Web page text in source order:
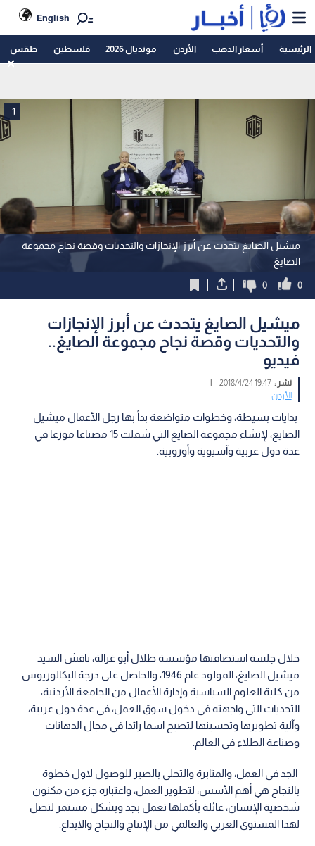
English
الرئيسية أسعار الذهب الأردن مونديال 2026 فلسطين طقس
ميشيل الصايغ يتحدث عن أبرز الإنجازات والتحديات وقصة نجاح مجموعة
الصايغ
1
0
0
ميشيل الصايغ يتحدث عن أبرز الإنجازات
والتحديات وقصة نجاح مجموعة الصايغ..
فيديو
نشر :19:47 2018/4/24
|
الأردن
بدايات بسيطة، وخطوات متواضعة بدأ بها رجل الأعمال ميشيل
الصايغ، لإنشاء مجموعة الصايغ التي شملت 15 مصناعا موزعا في
عدة دول عربية وآسيوية وأوروبية.
خلال جلسة استضافتها مؤسسة طلال أبو غزالة، ناقش السيد
ميشيل الصايغ، المولود عام 1946، والحاصل على درجة البكالوريوس
من كلية العلوم السياسية وإدارة الأعمال من الجامعة الأردنية،
التحديات التي واجهته في دخول سوق العمل، في عدة دول عربية،
وآلية تطويرها وتحسينها لتصبح اسما رائدا في مجال الدهانات
وصناعة الطلاء في العالم.
الجد في العمل، والمثابرة والتحلي بالصبر للوصول لاول خطوة
بالنجاح هي أهم الأسس، لتطوير العمل، واعتباره جزء من مكنون
شخصية الإنسان، عائلة بأكملها تعمل بجد وبشكل مستمر لتصل
لهذا المستوى العربي والعالمي من الإنتاج والنجاح والابداع.